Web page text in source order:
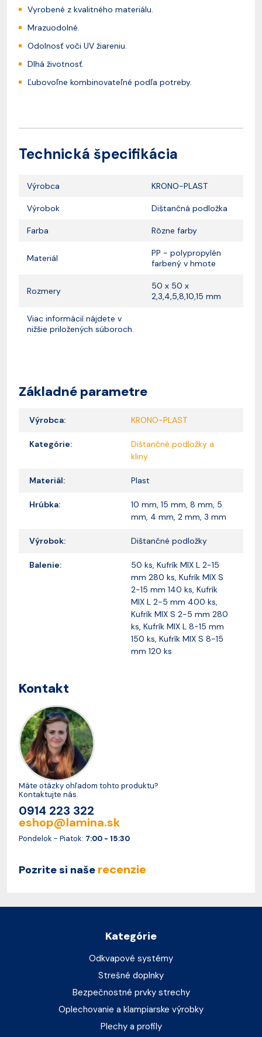
Vyrobené z kvalitného materiálu.
Mrazuodolné.
Odolnosť voči UV žiareniu.
Dlhá životnosť.
Ľubovoľne kombinovateľné podľa potreby.
Technická špecifikácia
Výrobca KRONO-PLAST
Výrobok Dištančná podložka
Farba Rôzne farby
Materiál
PP - polypropylén
farbený v hmote
Rozmery
50 x 50 x
2,3,4,5,8,10,15 mm
Viac informácií nájdete v
nižšie priložených súboroch.
Základné parametre
Výrobca: KRONO-PLAST
Kategórie:
Dištančné podložky a
kliny
Materiál: Plast
Hrúbka:
10 mm, 15 mm, 8 mm, 5
mm, 4 mm, 2 mm, 3 mm
Výrobok: Dištančné podložky
Balenie:
50 ks, Kufrík MIX L 2-15
mm 280 ks, Kufrík MIX S
2-15 mm 140 ks, Kufrík
MIX L 2-5 mm 400 ks,
Kufrík MIX S 2-5 mm 280
ks, Kufrík MIX L 8-15 mm
150 ks, Kufrík MIX S 8-15
mm 120 ks
Kontakt
Máte otázky ohľadom tohto produktu?
Kontaktujte nás.
0914 223 322
eshop@lamina.sk
Pondelok - Piatok: 7:00 - 15:30
Pozrite si naše recenzie
Kategórie
Odkvapové systémy
Strešné doplnky
Bezpečnostné prvky strechy
Oplechovanie a klampiarske výrobky
Plechy a profily